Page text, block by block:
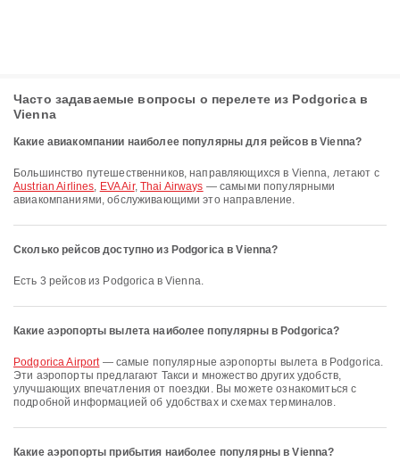
Часто задаваемые вопросы о перелете из Podgorica в
Vienna
Какие авиакомпании наиболее популярны для рейсов в Vienna?
Большинство путешественников, направляющихся в Vienna, летают с
Austrian Airlines, EVA Air, Thai Airways — самыми популярными
авиакомпаниями, обслуживающими это направление.
Сколько рейсов доступно из Podgorica в Vienna?
Есть 3 рейсов из Podgorica в Vienna.
Какие аэропорты вылета наиболее популярны в Podgorica?
Podgorica Airport— самые популярные аэропорты вылета в Podgorica.
Эти аэропорты предлагают Такси и множество других удобств,
улучшающих впечатления от поездки. Вы можете ознакомиться с
подробной информацией об удобствах и схемах терминалов.
Какие аэропорты прибытия наиболее популярны в Vienna?